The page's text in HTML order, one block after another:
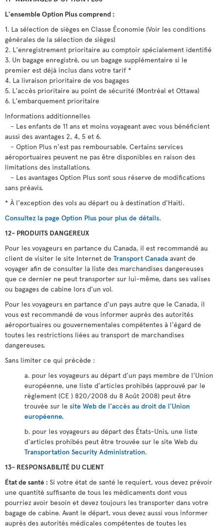
L'ensemble Option Plus comprend :
1. La sélection de sièges en Classe Économie (Voir les conditions
générales de la sélection de sièges)
2. L'enregistrement prioritaire au comptoir spécialement identifié
3. Un bagage enregistré, ou un bagage supplémentaire si le
premier est déjà inclus dans votre tarif *
4. La livraison prioritaire de vos bagages
5. L'accès prioritaire au point de sécurité (Montréal et Ottawa)
6. L'embarquement prioritaire
Informations additionnelles
- Les enfants de 11 ans et moins voyageant avec vous bénéficient
aussi des avantages 2, 4, 5 et 6.
- Option Plus n'est pas remboursable. Certains services
aéroportuaires peuvent ne pas être disponibles en raison des
limitations des installations.
- Les avantages Option Plus sont sous réserve de modifications
sans préavis.
* À l'exception des vols au départ ou à destination d'Haïti.
Consultez la page Option Plus pour plus de détails.
12- PRODUITS DANGEREUX
Pour les voyageurs en partance du Canada, il est recommandé au
client de visiter le site Internet de Transport Canada avant de
voyager afin de consulter la liste des marchandises dangereuses
que ce dernier ne peut transporter sur lui-même, dans ses valises
ou bagages de cabine lors d'un vol.
Pour les voyageurs en partance d'un pays autre que le Canada, il
vous est recommandé de vous informer auprès des autorités
aéroportuaires ou gouvernementales compétentes à l'égard de
toutes les restrictions liées au transport de marchandises
dangereuses.
Sans limiter ce qui précède :
a. pour les voyageurs au départ d'un pays membre de l'Union
européenne, une liste d'articles prohibés (approuvé par le
règlement (CE ) 820/2008 du 8 Août 2008) peut être
trouvée sur le site Web de l'accès au droit de l'Union
européenne.
b. pour les voyageurs au départ des États-Unis, une liste
d'articles prohibés peut être trouvée sur le site Web du
Transportation Security Administration.
13- RESPONSABILITÉ DU CLIENT
État de santé : Si votre état de santé le requiert, vous devez prévoir
une quantité suffisante de tous les médicaments dont vous
pourriez avoir besoin et devez toujours les transporter dans votre
bagage de cabine. Avant le départ, vous devez aussi vous informer
auprès des autorités médicales compétentes de toutes les